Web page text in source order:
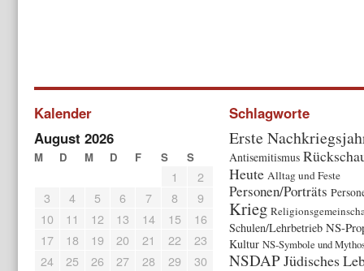
Kalender
August 2026
M D M D F S S
1
2
3
4 5 6 7 8
9
10
11 12 13 14 15
16
17
18 19 20 21 22
23
24
25 26 27 28 29
30
Schlagworte
Erste
Antisemitismus
Heute Alltag und Feste
Personen/Porträts
Krieg
Schulen/Lehrbetrieb NS-
Kultur NS-Symbole und
NSDAPJüdisches